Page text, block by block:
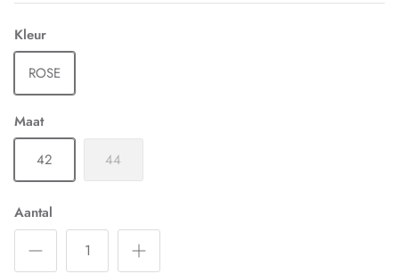
Kleur
ROSE
Maat
42
44
Aantal